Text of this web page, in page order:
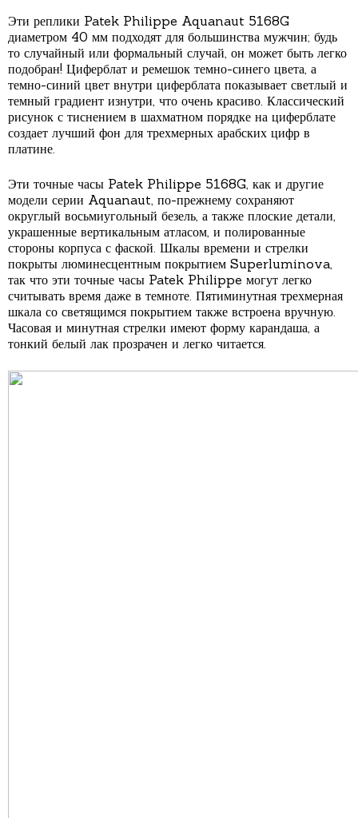
Эти реплики Patek Philippe Aquanaut 5168G
диаметром 40 мм подходят для большинства мужчин; будь
то случайный или формальный случай, он может быть легко
подобран! Циферблат и ремешок темно-синего цвета, а
темно-синий цвет внутри циферблата показывает светлый и
темный градиент изнутри, что очень красиво. Классический
рисунок с тиснением в шахматном порядке на циферблате
создает лучший фон для трехмерных арабских цифр в
платине.
Эти точные часы Patek Philippe 5168G, как и другие
модели серии Aquanaut, по-прежнему сохраняют
округлый восьмиугольный безель, а также плоские детали,
украшенные вертикальным атласом, и полированные
стороны корпуса с фаской. Шкалы времени и стрелки
покрыты люминесцентным покрытием Superluminova,
так что эти точные часы Patek Philippe могут легко
считывать время даже в темноте. Пятиминутная трехмерная
шкала со светящимся покрытием также встроена вручную.
Часовая и минутная стрелки имеют форму карандаша, а
тонкий белый лак прозрачен и легко читается.